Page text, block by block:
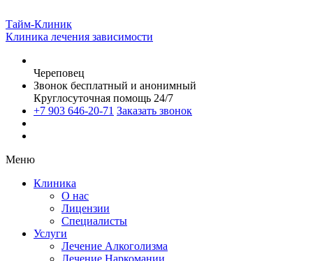
Тайм-Клиник
Клиника лечения зависимости
Череповец
Звонок бесплатный и анонимный
Круглосуточная помощь 24/7
+7 903 646-20-71 Заказать звонок
Меню
Клиника
О нас
Лицензии
Специалисты
Услуги
Лечение Алкоголизма
Лечение Наркомании